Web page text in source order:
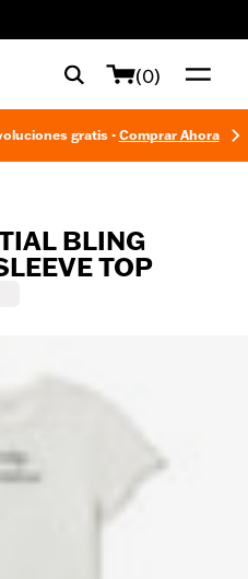
(0)
gratis - Comprar Ahora
BLING
TOP